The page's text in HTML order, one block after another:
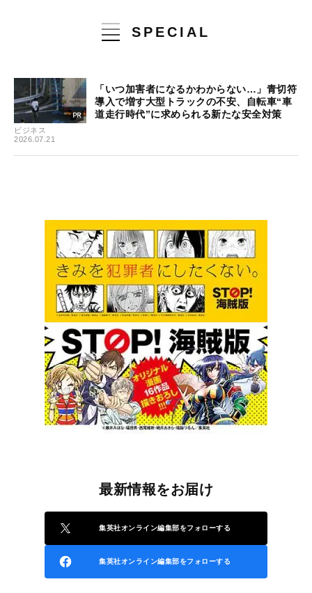
SPECIAL
ビジネス
2026.07.21
「いつ加害者になるかわからない…」青切符
導入で増す大型トラックの不安、自転車“車
道走行時代”に求められる新たな安全対策
最新情報をお届け
集英社オンライン編集部をフォローする
集英社オンライン編集部をフォローする